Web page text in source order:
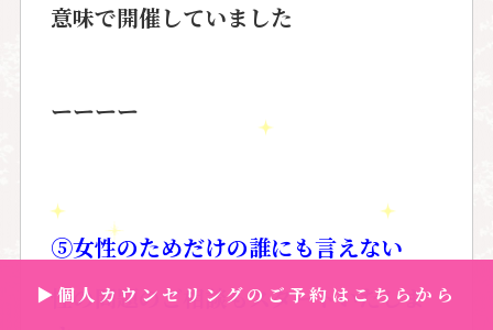
意味で開催していました
ーーーー
⑤女性のためだけの誰にも言えない
性の問題のご相談もスタートいたしま
▶個人カウンセリングのご予約はこちらから